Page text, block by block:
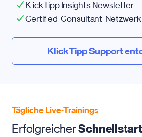
KlickTipp Insights Newsletter
Certified-Consultant-Netzwerk
KlickTipp Support
Tägliche Live-Trainings
ErfolgreicherSchnellstart